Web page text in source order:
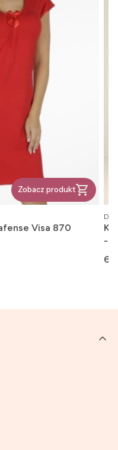
Zobacz produkt
Visa 870
DE
-